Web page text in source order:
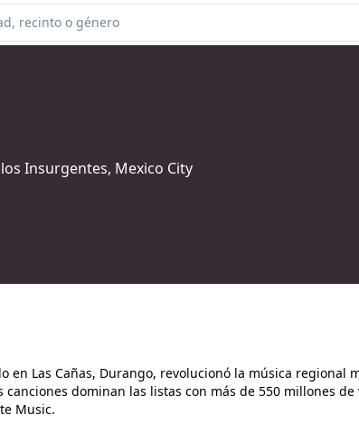
Insurgentes, Mexico City
en Las Cañas, Durango, revolucionó la música regional
canciones dominan las listas con más de 550 millones
Music.